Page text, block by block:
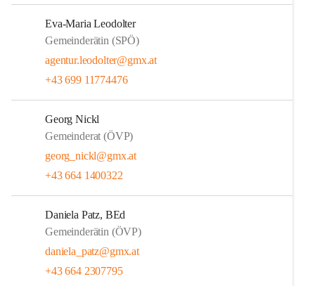
Eva-Maria Leodolter
Gemeinderätin (SPÖ)
agentur.leodolter@gmx.at
+43 699 11774476
Georg Nickl
Gemeinderat (ÖVP)
georg_nickl@gmx.at
+43 664 1400322
Daniela Patz, BEd
Gemeinderätin (ÖVP)
daniela_patz@gmx.at
+43 664 2307795